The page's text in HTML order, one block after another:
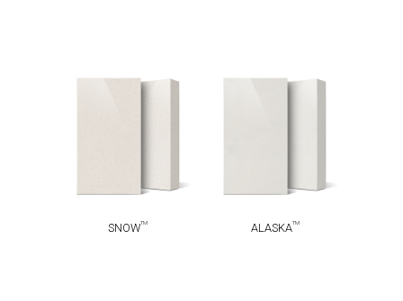
SNOWTM ALASKATM